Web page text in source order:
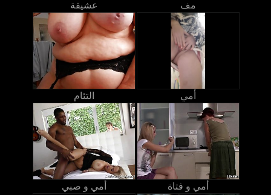
عشيقة مف
التئام أمي
أمي و صبي أمي و فتاة